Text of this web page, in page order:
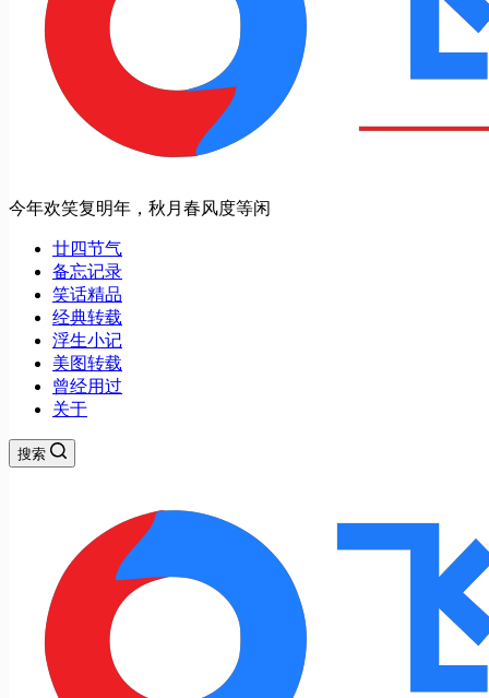
今年欢笑复明年，秋月春风度等闲
廿四节气
备忘记录
笑话精品
经典转载
浮生小记
美图转载
曾经用过
关于
搜索